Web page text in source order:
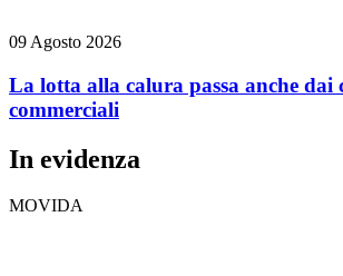
09 Agosto 2026
La lotta alla calura passa anche dai
commerciali
In evidenza
MOVIDA